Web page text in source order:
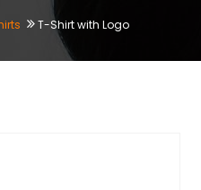
T-Shirt with Logo